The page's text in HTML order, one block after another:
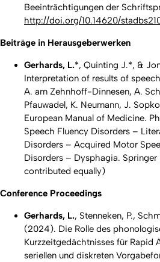
Beeinträchtigungen der
http://doi.org/10.14620/
Beiträge in Herausgeberwerken
Gerhards, L.*, Quinting J.*, &
Interpretation of results of
A. am Zehnhoff-Dinnesen, A.
Pfauwadel, K. Neumann, J.
European Manual of Medicine.
Speech Fluency Disorders –
Disorders – Acquired Motor
Disorders – Dysphagia.
contributed equally)
Conference Proceedings
Gerhards, L., Stenneken, P.,
(2024). Die Rolle des
Kurzzeitgedächtnisses für Rapid
seriellen und diskreten